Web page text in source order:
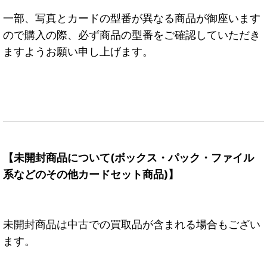
一部、写真とカードの型番が異なる商品が御座います
ので購入の際、必ず商品の型番をご確認していただき
ますようお願い申し上げます。
【未開封商品について(ボックス・パック・ファイル
系などのその他カードセット商品)】
未開封商品は中古での買取品が含まれる場合もござい
ます。